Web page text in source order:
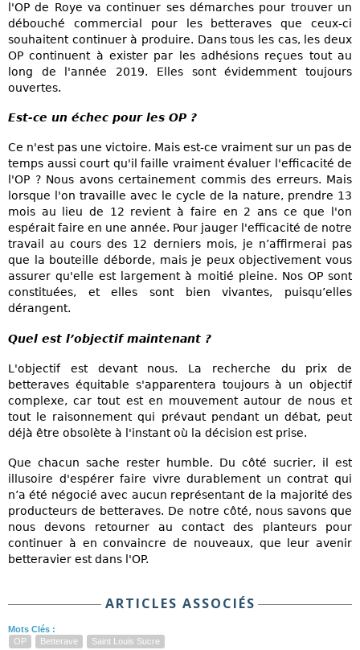
l'OP de Roye va continuer ses démarches pour trouver un
débouché commercial pour les betteraves que ceux-ci
souhaitent continuer à produire. Dans tous les cas, les deux
OP continuent à exister par les adhésions reçues tout au
long de l'année 2019. Elles sont évidemment toujours
ouvertes.
Est-ce un échec pour les OP ?
Ce n'est pas une victoire. Mais est-ce vraiment sur un pas de
temps aussi court qu'il faille vraiment évaluer l'efficacité de
l'OP ? Nous avons certainement commis des erreurs. Mais
lorsque l'on travaille avec le cycle de la nature, prendre 13
mois au lieu de 12 revient à faire en 2 ans ce que l'on
espérait faire en une année. Pour jauger l'efficacité de notre
travail au cours des 12 derniers mois, je n’affirmerai pas
que la bouteille déborde, mais je peux objectivement vous
assurer qu'elle est largement à moitié pleine. Nos OP sont
constituées, et elles sont bien vivantes, puisqu’elles
dérangent.
Quel est l’objectif maintenant ?
L'objectif est devant nous. La recherche du prix de
betteraves équitable s'apparentera toujours à un objectif
complexe, car tout est en mouvement autour de nous et
tout le raisonnement qui prévaut pendant un débat, peut
déjà être obsolète à l'instant où la décision est prise.
Que chacun sache rester humble. Du côté sucrier, il est
illusoire d'espérer faire vivre durablement un contrat qui
n’a été négocié avec aucun représentant de la majorité des
producteurs de betteraves. De notre côté, nous savons que
nous devons retourner au contact des planteurs pour
continuer à en convaincre de nouveaux, que leur avenir
betteravier est dans l'OP.
ARTICLES ASSOCIÉS
Mots Clés :
OP
Betterave Saint Louis Sucre